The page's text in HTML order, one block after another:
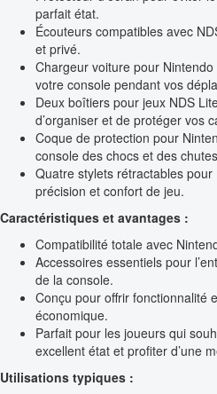
parfait état.
Écouteurs compatibles avec
et privé.
Chargeur voiture pour
votre console pendant vos
Deux boîtiers pour jeux NDS
d’organiser et de protéger vos
Coque de protection pour
console des chocs et des
Quatre stylets rétractables
précision et confort de jeu.
Caractéristiques et avantages :
Compatibilité totale avec
Accessoires essentiels pour
de la console.
Conçu pour offrir fonctionnalité
économique.
Parfait pour les joueurs qui
excellent état et profiter d’une
Utilisations typiques :